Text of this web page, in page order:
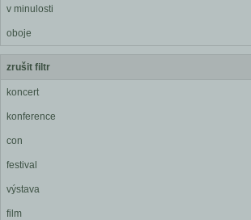
v minulosti
oboje
zrušit filtr
koncert
konference
con
festival
výstava
film